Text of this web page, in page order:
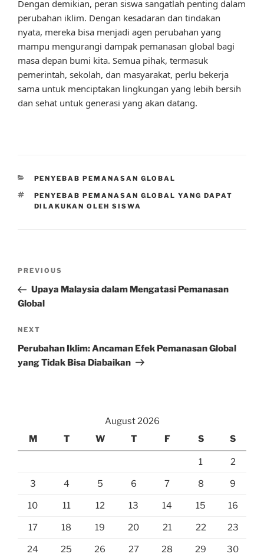
Dengan demikian, peran siswa sangatlah penting dalam
perubahan iklim. Dengan kesadaran dan tindakan
nyata, mereka bisa menjadi agen perubahan yang
mampu mengurangi dampak pemanasan global bagi
masa depan bumi kita. Semua pihak, termasuk
pemerintah, sekolah, dan masyarakat, perlu bekerja
sama untuk menciptakan lingkungan yang lebih bersih
dan sehat untuk generasi yang akan datang.
CATEGORIES
PENYEBAB PEMANASAN GLOBAL
TAGS
PENYEBAB PEMANASAN GLOBAL YANG DAPAT
DILAKUKAN OLEH SISWA
Previous
Post
PREVIOUS
Upaya Malaysia dalam Mengatasi Pemanasan
Global
Next
Post
NEXT
Perubahan Iklim: Ancaman Efek Pemanasan Global
yang Tidak Bisa Diabaikan
August 2026
M
T W T F S S
1 2
3 4 5 6 7 8 9
10 11 12 13 14 15 16
17 18 19 20 21 22 23
24 25 26 27 28 29 30